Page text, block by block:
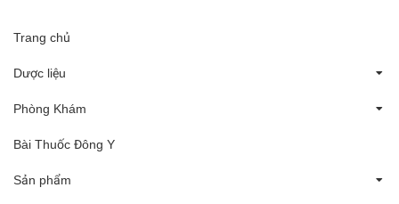
Trang chủ
Dược liệu
Phòng Khám
Bài Thuốc Đông Y
Sản phẩm